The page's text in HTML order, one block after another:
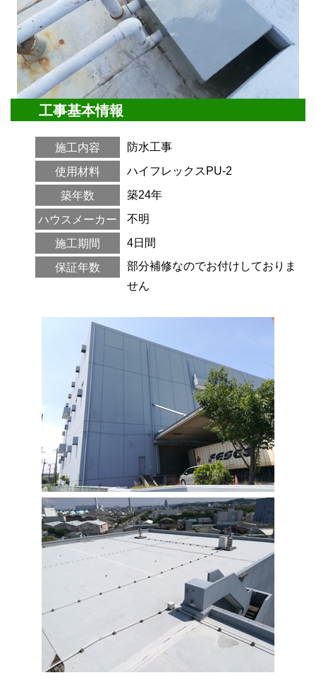
工事基本情報
施工内容 防水工事
使用材料 ハイフレックスPU-2
築年数 築24年
ハウスメーカー 不明
施工期間 4日間
保証年数
部分補修なのでお付けしておりま
せん